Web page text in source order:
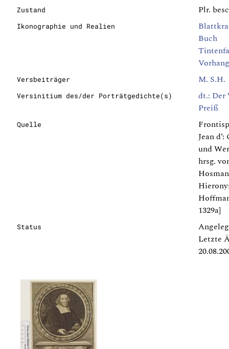
Zustand Plr.
Ikonographie und Realien
Buch
Vorhang
Versbeiträger M. S.H.
Versinitium des/der Porträtgedichte(s)
dt.: Der
Preiß
Quelle
Jean
und
hrsg.
1329a]
Status
Letzte